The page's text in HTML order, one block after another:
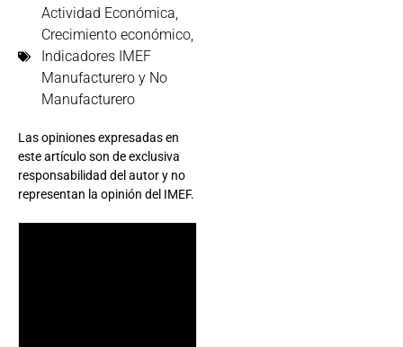
Actividad Económica,
Crecimiento económico,
Indicadores IMEF
Manufacturero y No
Manufacturero
Las opiniones expresadas en
este artículo son de exclusiva
responsabilidad del autor y no
representan la opinión del IMEF.